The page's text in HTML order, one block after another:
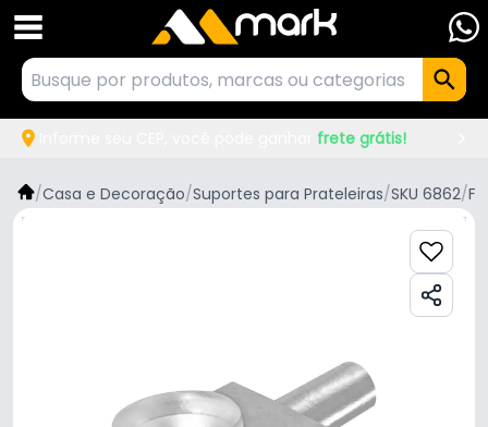
frete grátis!
/Casa e Decoração/Suportes para Prateleiras/SKU 6862/